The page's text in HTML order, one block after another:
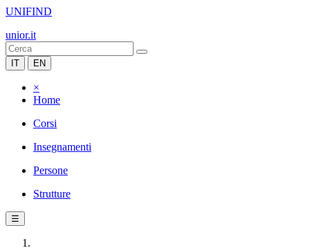
UNIFIND
unior.it
IT EN
×
Home
Corsi
Insegnamenti
Persone
Strutture
☰